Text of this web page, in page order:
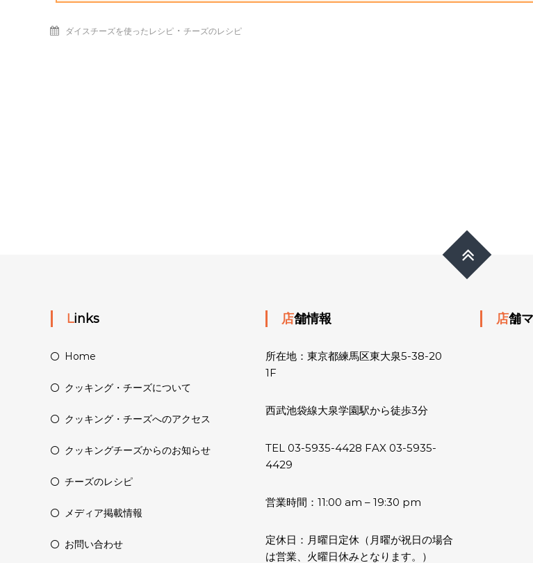
ダイスチーズを使ったレシピ ・ チーズのレシピ
Links
Home
クッキング・チーズについて
クッキング・チーズへのアクセス
クッキングチーズからのお知らせ
チーズのレシピ
メディア掲載情報
お問い合わせ
店舗情報
所在地：東京都練馬区東大泉5-38-20
1F
西武池袋線大泉学園駅から徒歩3分
TEL 03-5935-4428 FAX 03-5935-
4429
営業時間：11:00 am – 19:30 pm
定休日：月曜日定休（月曜が祝日の場合
は営業、火曜日休みとなります。）
店舗